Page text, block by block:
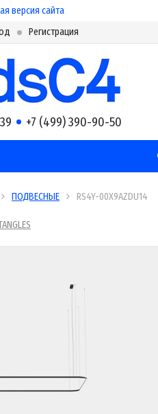
версия сайта
Регистрация
+7 (499) 390-90-50
ПОДВЕСНЫЕ RS4Y-00X9AZDU14